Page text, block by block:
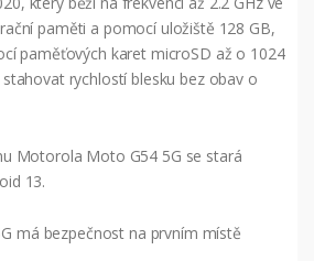
paměti a pomocí uložiště 128 GB,
paměťových karet microSD až o 1024
rychlostí blesku bez obav o
Motorola Moto G54 5G se stará
13.
má bezpečnost na prvním místě